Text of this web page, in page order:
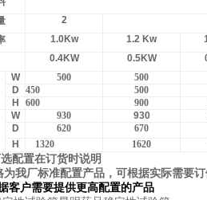
2
1.0Kw 1.2 Kw
0.4KW 0.5KW
W 500 500
D
450 500
H
600 900
W 930 930
D
620 670
H
1320 1620
配置在订货时说明
为我厂标准配置产品，可根据实际需要
客户需要提供更高配置的产品